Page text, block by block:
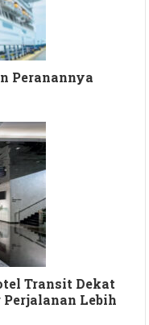
Peranannya
Transit Dekat
Lebih